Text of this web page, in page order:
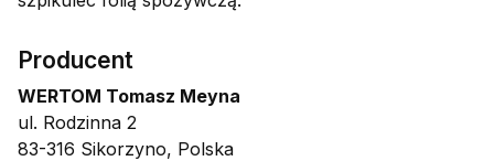
Producent
WERTOM Tomasz Meyna
ul. Rodzinna 2
83-316 Sikorzyno, Polska